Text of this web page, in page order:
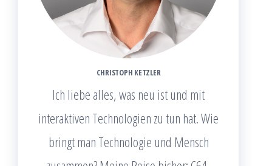
CHRISTOPH KETZLER
Ich liebe alles, was neu ist und mit
interaktiven Technologien zu tun hat. Wie
bringt man Technologie und Mensch